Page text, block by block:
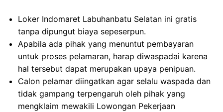
Loker Indomaret Labuhanbatu Selatan ini gratis
tanpa dipungut biaya sepeserpun.
Apabila ada pihak yang menuntut pembayaran
untuk proses pelamaran, harap diwaspadai karena
hal tersebut dapat merupakan upaya penipuan.
Calon pelamar diingatkan agar selalu waspada dan
tidak gampang terpengaruh oleh pihak yang
mengklaim mewakili Lowongan Pekerjaan